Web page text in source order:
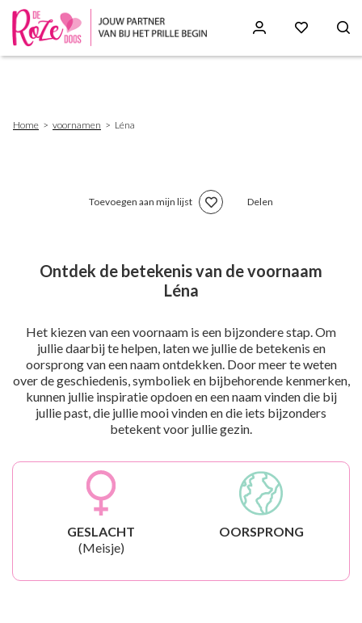
Home voornamen Léna
Toevoegen aan mijn lijst Delen
Ontdek de betekenis van de voornaam
Léna
Het kiezen van een voornaam is een bijzondere stap. Om
jullie daarbij te helpen, laten we jullie de betekenis en
oorsprong van een naam ontdekken. Door meer te weten
over de geschiedenis, symboliek en bijbehorende kenmerken,
kunnen jullie inspiratie opdoen en een naam vinden die bij
jullie past, die jullie mooi vinden en die iets bijzonders
betekent voor jullie gezin.
GESLACHT
(Meisje)
OORSPRONG